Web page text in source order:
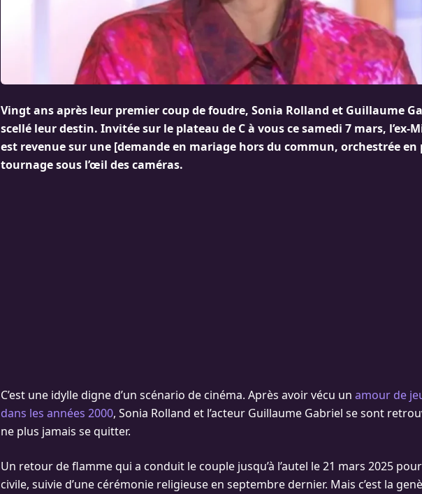
Vingt ans après leur premier coup de foudre, Sonia Rolland et Guillaume
scellé leur destin. Invitée sur le plateau de C à vous ce samedi 7 mars, l’ex-
est revenue sur une [demande en mariage hors du commun, orchestrée en
tournage sous l’œil des caméras.
C’est une idylle digne d’un scénario de cinéma. Après avoir vécu un amour de
dans les années 2000, Sonia Rolland et l’acteur Guillaume Gabriel se sont
ne plus jamais se quitter.
Un retour de flamme qui a conduit le couple jusqu’à l’autel le 21 mars 2025
civile, suivie d’une cérémonie religieuse en septembre dernier. Mais c’est la